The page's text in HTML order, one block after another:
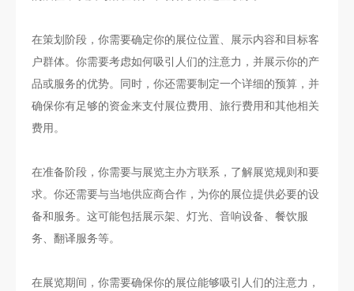
在策划阶段，你需要确定你的展位位置、展示内容和目标客
户群体。你需要考虑如何吸引人们的注意力，并展示你的产
品或服务的优势。同时，你还需要制定一个详细的预算，并
确保你有足够的资金来支付展位费用、旅行费用和其他相关
费用。
在准备阶段，你需要与展览主办方联系，了解展览规则和要
求。你还需要与当地供应商合作，为你的展位提供必要的设
备和服务。这可能包括展示架、灯光、音响设备、餐饮服
务、翻译服务等。
在展览期间，你需要确保你的展位能够吸引人们的注意力，